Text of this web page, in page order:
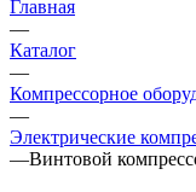
Главная
—
Каталог
—
Компрессорное
—
Электрические
—Винтовой